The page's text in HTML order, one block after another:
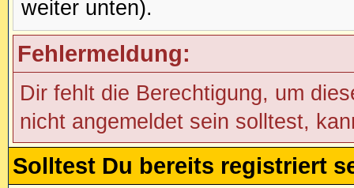
weiter unten).
Fehlermeldung:
Dir fehlt die Berechtigung, um
nicht angemeldet sein solltest,
Solltest Du bereits registriert